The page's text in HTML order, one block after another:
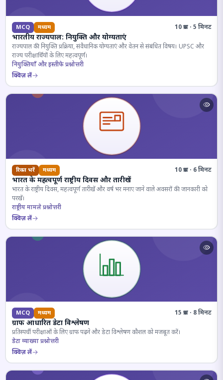
MCQ मध्यम 10 प्रश्न · 5 मिनट
भारतीय राज्यपाल: नियुक्ति और योग्यताएं
राज्यपाल की नियुक्ति प्रक्रिया, संवैधानिक योग्यताएं और वेतन से संबंधित विषय। UPSC और
राज्य परीक्षार्थियों के लिए महत्वपूर्ण।
नियुक्तियाँ और इस्तीफे प्रश्नोत्तरी
क्विज़ लें
रिक्त भरें मध्यम 10 प्रश्न · 6 मिनट
भारत के महत्वपूर्ण राष्ट्रीय दिवस और तारीखें
भारत के राष्ट्रीय दिवस, महत्वपूर्ण तारीखें और वर्ष भर मनाए जाने वाले अवसरों की जानकारी को
परखें।
राष्ट्रीय मामले प्रश्नोत्तरी
क्विज़ लें
MCQ मध्यम 15 प्रश्न · 8 मिनट
ग्राफ आधारित डेटा विश्लेषण
प्रतिस्पर्धी परीक्षाओं के लिए ग्राफ पढ़ने और डेटा विश्लेषण कौशल को मजबूत करें।
डेटा व्याख्या प्रश्नोत्तरी
क्विज़ लें